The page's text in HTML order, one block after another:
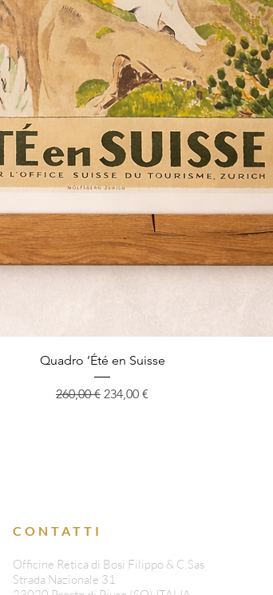
Quadro ’Été en Suisse
Prezzo regolare
260,00 € Prezzo scontato
234,00 €
CONTATTI
Officine Retica di Bosi Filippo & C.Sas
Strada Nazionale 31